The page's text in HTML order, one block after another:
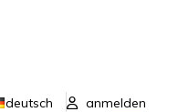
deutsch
anmelden